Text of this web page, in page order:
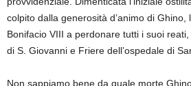
colpito dalla generosità d’animo di Ghino,
Bonifacio VIII a perdonare tutti i suoi
di S. Giovanni e Friere dell’ospedale di
Non sappiamo bene da quale morte